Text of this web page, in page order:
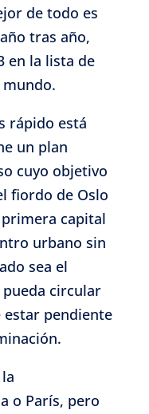
de todo es
tras año,
en la lista de
mundo.
rápido está
un plan
cuyo objetivo
fiordo de Oslo
capital
urbano sin
sea el
pueda circular
pendiente
o París, pero